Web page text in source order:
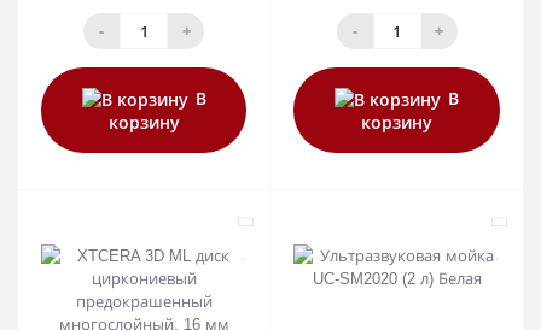
- +
В
корзину
- +
В
корзину